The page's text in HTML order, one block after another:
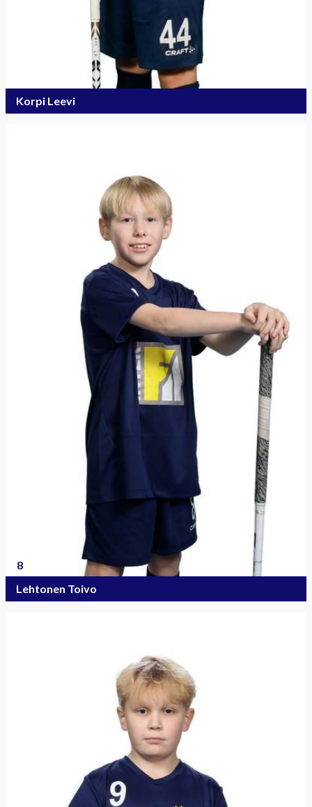
Korpi Leevi
8
Lehtonen Toivo